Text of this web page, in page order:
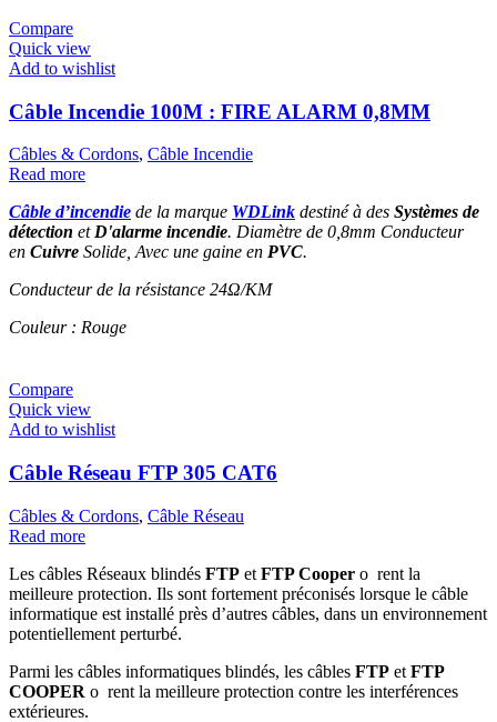
Compare
Quick view
Add to wishlist
Câble Incendie 100M : FIRE ALARM 0,8MM
Câbles & Cordons, Câble Incendie
Read more
Câble d’incendie de la marque WDLink destiné à des Systèmes de
détection et D'alarme incendie. Diamètre de 0,8mm Conducteur
en Cuivre Solide, Avec une gaine en PVC.
Conducteur de la résistance 24Ω/KM
Couleur : Rouge
Compare
Quick view
Add to wishlist
Câble Réseau FTP 305 CAT6
Câbles & Cordons, Câble Réseau
Read more
Les câbles Réseaux blindés FTP et FTP Cooper o rent la
meilleure protection. Ils sont fortement préconisés lorsque le câble
informatique est installé près d’autres câbles, dans un environnement
potentiellement perturbé.
Parmi les câbles informatiques blindés, les câbles FTP et FTP
COOPER o rent la meilleure protection contre les interférences
extérieures.